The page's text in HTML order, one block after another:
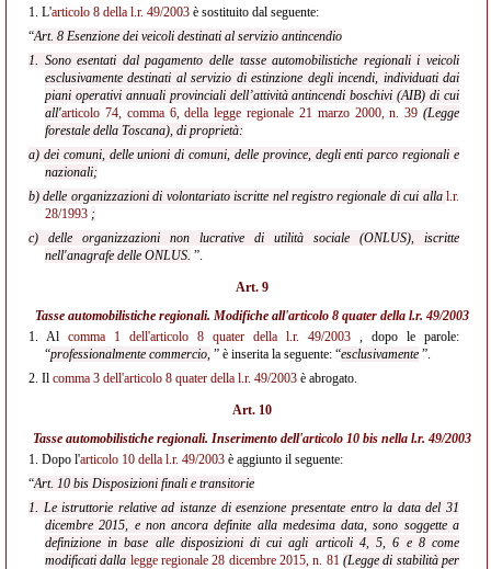
1. L'articolo 8 della l.r. 49/2003 è sostituito dal seguente:
“Art. 8 Esenzione dei veicoli destinati al servizio antincendio
1. Sono esentati dal pagamento delle tasse automobilistiche regionali i veicoli
esclusivamente destinati al servizio di estinzione degli incendi, individuati dai
piani operativi annuali provinciali dell’attività antincendi boschivi (AIB) di cui
all'articolo 74, comma 6, della legge regionale 21 marzo 2000, n. 39 (Legge
forestale della Toscana), di proprietà:
a) dei comuni, delle unioni di comuni, delle province, degli enti parco regionali e
nazionali;
b) delle organizzazioni di volontariato iscritte nel registro regionale di cui alla l.r.
28/1993 ;
c) delle organizzazioni non lucrative di utilità sociale (ONLUS), iscritte
nell'anagrafe delle ONLUS. ”.
Art. 9
Tasse automobilistiche regionali. Modifiche all'articolo 8 quater della l.r. 49/2003
1. Al comma 1 dell'articolo 8 quater della l.r. 49/2003 , dopo le parole:
“professionalmente commercio, ” è inserita la seguente: “esclusivamente ”.
2. Il comma 3 dell'articolo 8 quater della l.r. 49/2003 è abrogato.
Art. 10
Tasse automobilistiche regionali. Inserimento dell'articolo 10 bis nella l.r. 49/2003
1. Dopo l'articolo 10 della l.r. 49/2003 è aggiunto il seguente:
“Art. 10 bis Disposizioni finali e transitorie
1. Le istruttorie relative ad istanze di esenzione presentate entro la data del 31
dicembre 2015, e non ancora definite alla medesima data, sono soggette a
definizione in base alle disposizioni di cui agli articoli 4, 5, 6 e 8 come
modificati dalla legge regionale 28 dicembre 2015, n. 81 (Legge di stabilità per